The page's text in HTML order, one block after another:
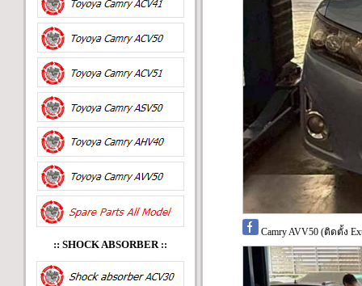
Camry AVV50 (ติดตั้ง
:: SHOCK ABSORBER::